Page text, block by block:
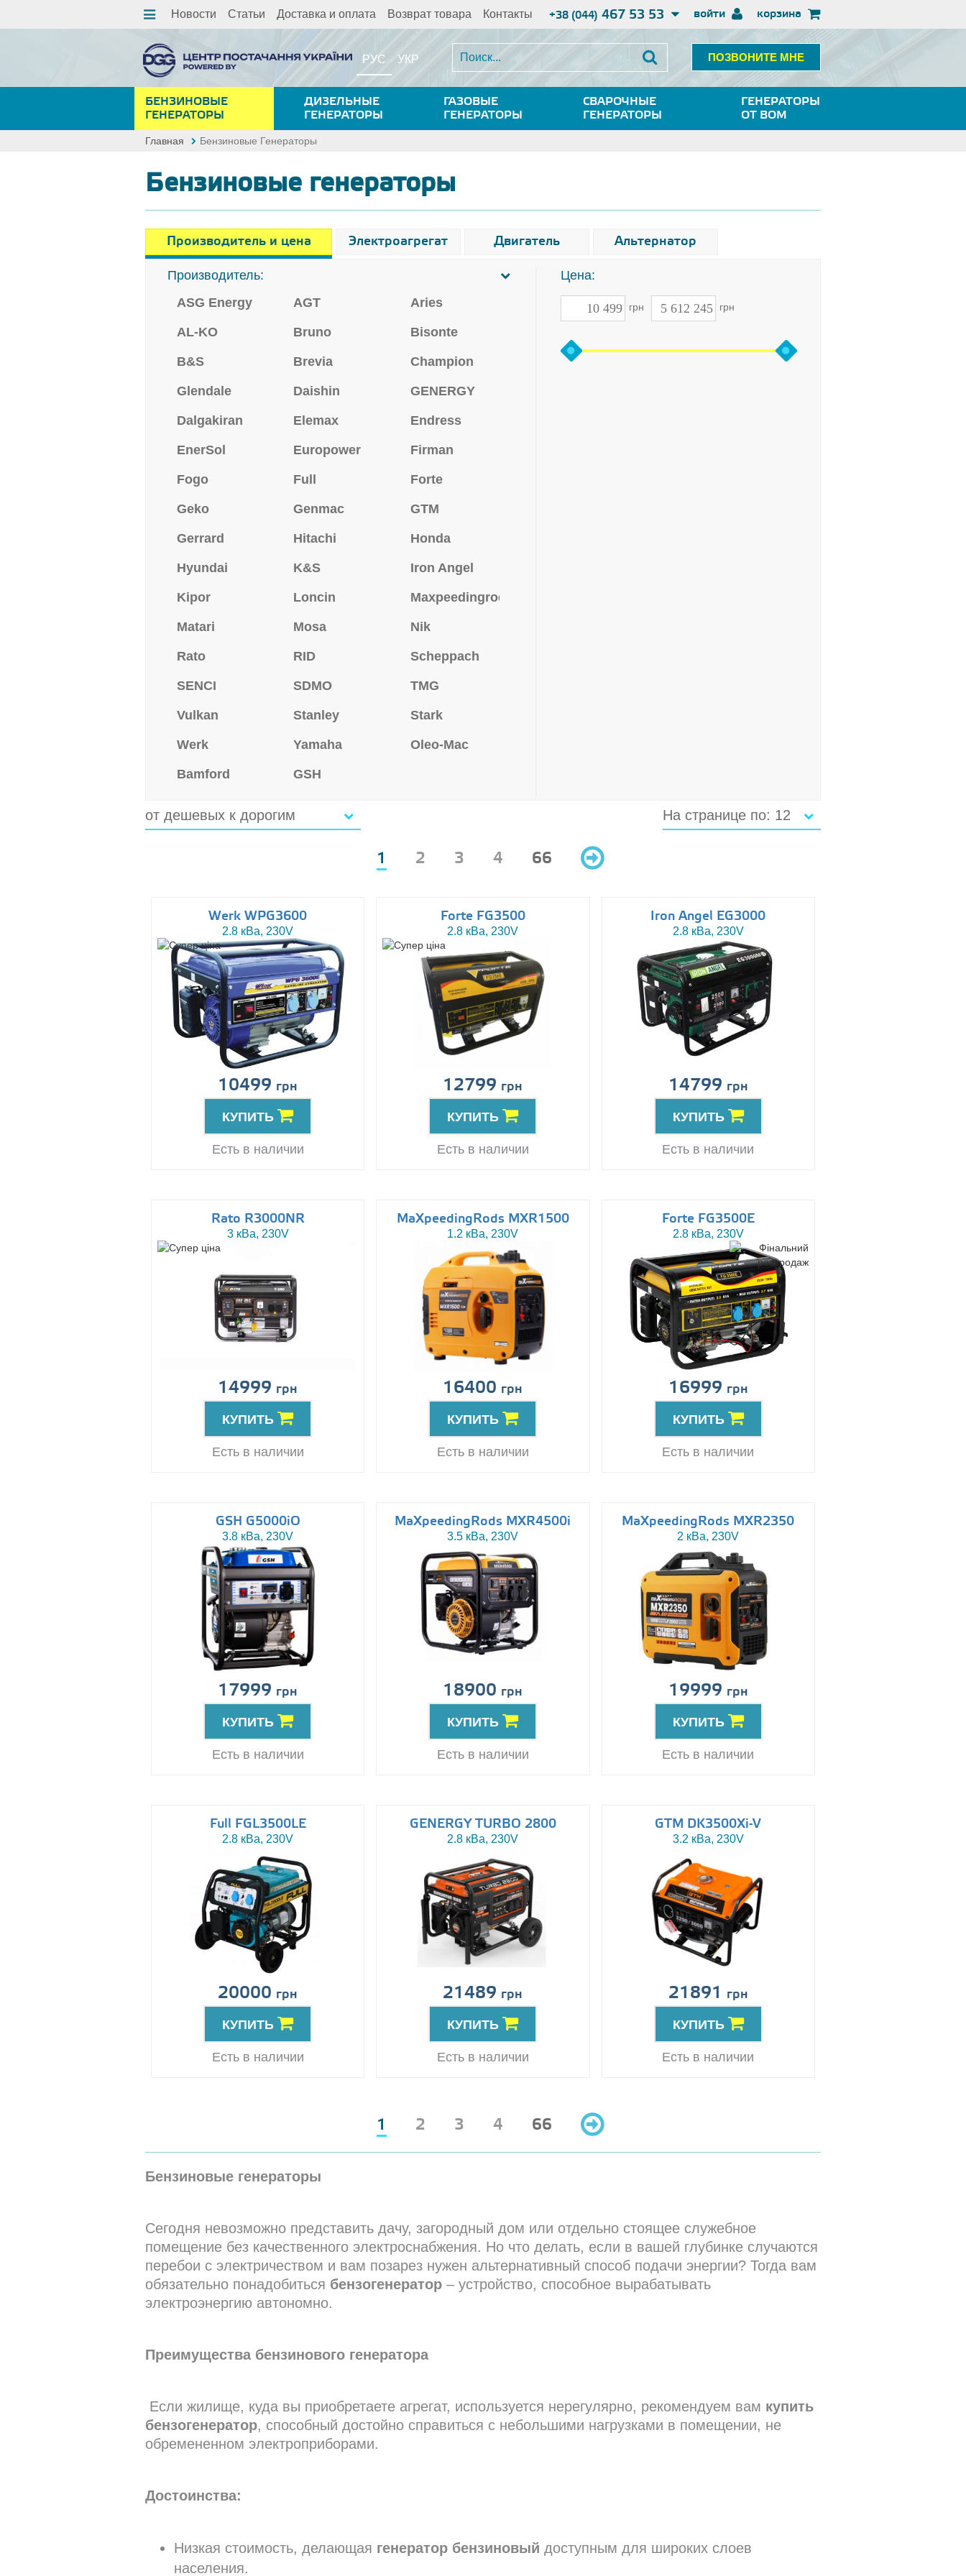
Новости Статьи Доставка и оплата Возврат товара Контакты войти
+38 (044) 467 53 53 корзина
РУС УКР ПОЗВОНИТЕ МНЕ
БЕНЗИНОВЫЕ
ГЕНЕРАТОРЫ
ДИЗЕЛЬНЫЕ
ГЕНЕРАТОРЫ
ГАЗОВЫЕ
ГЕНЕРАТОРЫ
СВАРОЧНЫЕ
ГЕНЕРАТОРЫ
ГЕНЕРАТОРЫ
ОТ ВОМ
Главная Бензиновые Генераторы
Бензиновые генераторы
Производитель и цена Электроагрегат Двигатель Альтернатор
Производитель:
ASG Energy
AGT Aries
AL-KO Bruno Bisonte
B&S Brevia Champion
Glendale Daishin GENERGY
Dalgakiran Elemax Endress
EnerSol Europower Firman
Fogo Full Forte
Geko Genmac GTM
Gerrard Hitachi Honda
Hyundai K&S Iron Angel
Kipor Loncin Maxpeedingrods
Matari Mosa Nik
Rato RID Scheppach
SENCI SDMO TMG
Vulkan Stanley Stark
Werk Yamaha Oleo-Mac
Bamford GSH
Цена:
грн грн
от дешевых к дорогим На странице по: 12
1 2 3 4 66
Werk WPG3600
2.8 кВа, 230V
10499 грн
КУПИТЬ
Есть в наличии
Forte FG3500
2.8 кВа, 230V
12799 грн
КУПИТЬ
Есть в наличии
Iron Angel EG3000
2.8 кВа, 230V
14799 грн
КУПИТЬ
Есть в наличии
Rato R3000NR
3 кВа, 230V
14999 грн
КУПИТЬ
Есть в наличии
MaXpeedingRods MXR1500
1.2 кВа, 230V
16400 грн
КУПИТЬ
Есть в наличии
Forte FG3500E
2.8 кВа, 230V
16999 грн
КУПИТЬ
Есть в наличии
GSH G5000iO
3.8 кВа, 230V
17999 грн
КУПИТЬ
Есть в наличии
MaXpeedingRods MXR4500i
3.5 кВа, 230V
18900 грн
КУПИТЬ
Есть в наличии
MaXpeedingRods MXR2350
2 кВа, 230V
19999 грн
КУПИТЬ
Есть в наличии
Full FGL3500LE
2.8 кВа, 230V
20000 грн
КУПИТЬ
Есть в наличии
GENERGY TURBO 2800
2.8 кВа, 230V
21489 грн
КУПИТЬ
Есть в наличии
GTM DK3500Xi-V
3.2 кВа, 230V
21891 грн
КУПИТЬ
Есть в наличии
1 2 3 4 66
Бензиновые генераторы
Сегодня невозможно представить дачу, загородный дом или отдельно стоящее служебное
помещение без качественного электроснабжения. Но что делать, если в вашей глубинке случаются
перебои с электричеством и вам позарез нужен альтернативный способ подачи энергии? Тогда вам
обязательно понадобиться бензогенератор – устройство, способное вырабатывать
электроэнергию автономно.
Преимущества бензинового генератора
Если жилище, куда вы приобретаете агрегат, используется нерегулярно, рекомендуем вам купить
бензогенератор, способный достойно справиться с небольшими нагрузками в помещении, не
обремененном электроприборами.
Достоинства:
Низкая стоимость, делающая генератор бензиновый доступным для широких слоев
населения.